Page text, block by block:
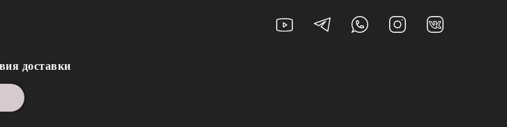
доставки